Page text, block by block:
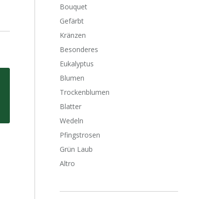
Bouquet
Gefärbt
Kränzen
Besonderes
Eukalyptus
Blumen
Trockenblumen
Blatter
Wedeln
Pfingstrosen
Grün Laub
Altro